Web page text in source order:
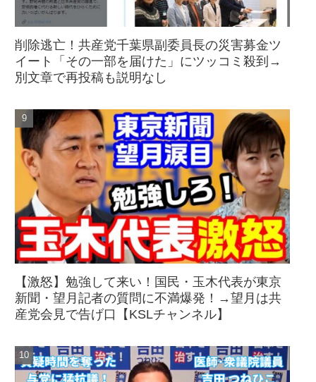
削除逃亡！共産党千葉県副委員長の災害募金ツ
イート「その一部を届けた」にツッコミ殺到→
別文章で再投稿も説明なし
【激怒】勉強して来い！国民・玉木代表が東京
新聞・望月記者の質問に不満爆発！→望月は共
産党会見で告げ口【KSLチャンネル】